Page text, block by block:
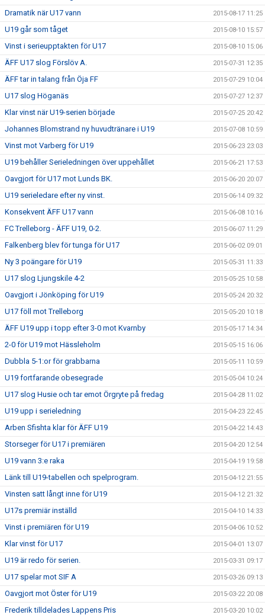
Dramatik när U17 vann 2015-08-17 11:25
U19 går som tåget 2015-08-10 15:57
Vinst i serieupptakten för U17 2015-08-10 15:06
ÄFF U17 slog Förslöv A. 2015-07-31 12:35
ÄFF tar in talang från Öja FF 2015-07-29 10:04
U17 slog Höganäs 2015-07-27 12:37
Klar vinst när U19-serien började 2015-07-25 20:42
Johannes Blomstrand ny huvudtränare i U19 2015-07-08 10:59
Vinst mot Varberg för U19 2015-06-23 23:03
U19 behåller Serieledningen över uppehållet 2015-06-21 17:53
Oavgjort för U17 mot Lunds BK. 2015-06-20 20:07
U19 serieledare efter ny vinst. 2015-06-14 09:32
Konsekvent ÄFF U17 vann 2015-06-08 10:16
FC Trelleborg - ÄFF U19, 0-2. 2015-06-07 11:29
Falkenberg blev för tunga för U17 2015-06-02 09:01
Ny 3 poängare för U19 2015-05-31 11:33
U17 slog Ljungskile 4-2 2015-05-25 10:58
Oavgjort i Jönköping för U19 2015-05-24 20:32
U17 föll mot Trelleborg 2015-05-20 10:18
ÄFF U19 upp i topp efter 3-0 mot Kvarnby 2015-05-17 14:34
2-0 för U19 mot Hässleholm 2015-05-15 16:06
Dubbla 5-1:or för grabbarna 2015-05-11 10:59
U19 fortfarande obesegrade 2015-05-04 10:24
U17 slog Husie och tar emot Örgryte på fredag 2015-04-28 11:02
U19 upp i serieledning 2015-04-23 22:45
Arben Sfishta klar för ÄFF U19 2015-04-22 14:43
Storseger för U17 i premiären 2015-04-20 12:54
U19 vann 3:e raka 2015-04-19 19:58
Länk till U19-tabellen och spelprogram. 2015-04-12 21:55
Vinsten satt långt inne för U19 2015-04-12 21:32
U17s premiär inställd 2015-04-10 14:33
Vinst i premiären för U19 2015-04-06 10:52
Klar vinst för U17 2015-04-01 13:07
U19 är redo för serien. 2015-03-31 09:17
U17 spelar mot SIF A 2015-03-26 09:13
Oavgjort mot Öster för U19 2015-03-22 20:08
Frederik tilldelades Lappens Pris 2015-03-20 10:02